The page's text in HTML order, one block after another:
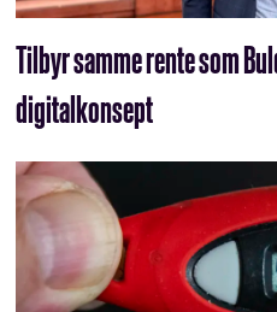
Tilbyr samme rente som
digitalkonsept